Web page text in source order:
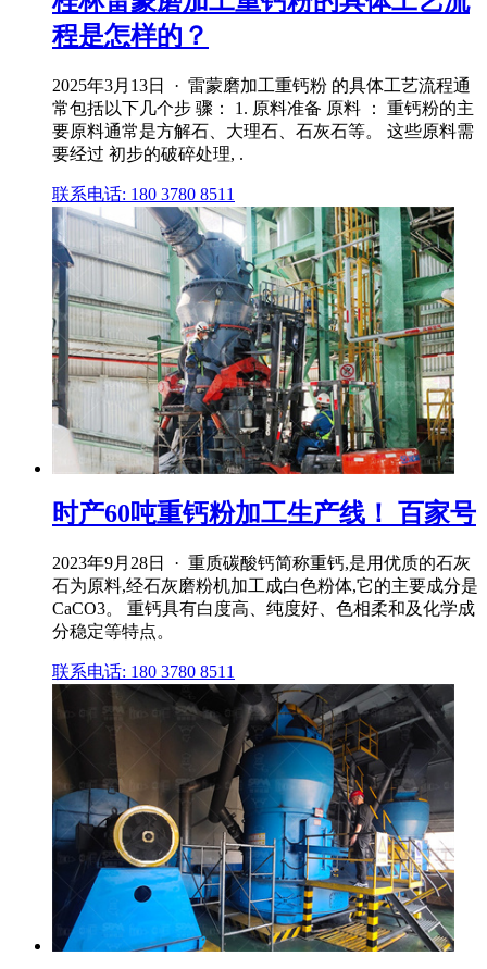
程是怎样的？
2025年3月13日 · 雷蒙磨加工重钙粉 的具体工艺流程通
常包括以下几个步 骤： 1. 原料准备 原料 ： 重钙粉的主
要原料通常是方解石、大理石、石灰石等。 这些原料需
要经过 初步的破碎处理, .
联系电话: 180 3780 8511
时产60吨重钙粉加工生产线！ 百家号
2023年9月28日 · 重质碳酸钙简称重钙,是用优质的石灰
石为原料,经石灰磨粉机加工成白色粉体,它的主要成分是
CaCO3。 重钙具有白度高、纯度好、色相柔和及化学成
分稳定等特点。
联系电话: 180 3780 8511